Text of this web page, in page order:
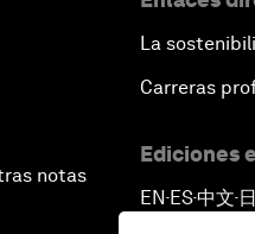
notas
La
Carreras
Ediciones
EN ▪ ES▪中文▪